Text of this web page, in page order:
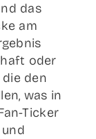
das
am
oder
den
was in
Ticker